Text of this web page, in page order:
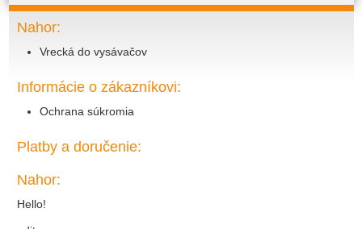
SIEMENS
Nahor:
Vrecká do vysávačov
Informácie o zákazníkovi:
Ochrana súkromia
Platby a doručenie:
Nahor:
Hello!